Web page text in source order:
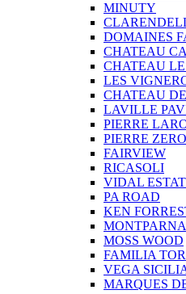
MINUTY
DOMAINES
CHATEAU
CHATEAU
LES
CHATEAU
LAVILLE
PIERRE
PIERRE ZERO
FAIRVIEW
RICASOLI
VIDAL
PA ROAD
KEN
MOSS WOOD
FAMILIA
VEGA
MARQUES